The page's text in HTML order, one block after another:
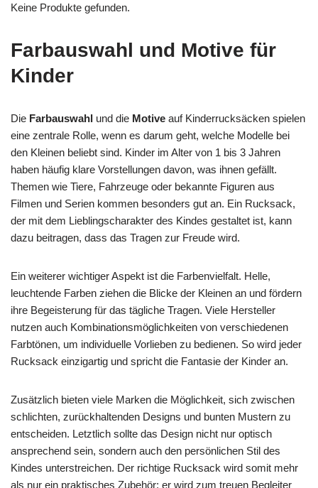
Keine Produkte gefunden.
Farbauswahl und Motive für
Kinder
Die Farbauswahl und die Motive auf Kinderrucksäcken spielen
eine zentrale Rolle, wenn es darum geht, welche Modelle bei
den Kleinen beliebt sind. Kinder im Alter von 1 bis 3 Jahren
haben häufig klare Vorstellungen davon, was ihnen gefällt.
Themen wie Tiere, Fahrzeuge oder bekannte Figuren aus
Filmen und Serien kommen besonders gut an. Ein Rucksack,
der mit dem Lieblingscharakter des Kindes gestaltet ist, kann
dazu beitragen, dass das Tragen zur Freude wird.
Ein weiterer wichtiger Aspekt ist die Farbenvielfalt. Helle,
leuchtende Farben ziehen die Blicke der Kleinen an und fördern
ihre Begeisterung für das tägliche Tragen. Viele Hersteller
nutzen auch Kombinationsmöglichkeiten von verschiedenen
Farbtönen, um individuelle Vorlieben zu bedienen. So wird jeder
Rucksack einzigartig und spricht die Fantasie der Kinder an.
Zusätzlich bieten viele Marken die Möglichkeit, sich zwischen
schlichten, zurückhaltenden Designs und bunten Mustern zu
entscheiden. Letztlich sollte das Design nicht nur optisch
ansprechend sein, sondern auch den persönlichen Stil des
Kindes unterstreichen. Der richtige Rucksack wird somit mehr
als nur ein praktisches Zubehör; er wird zum treuen Begleiter